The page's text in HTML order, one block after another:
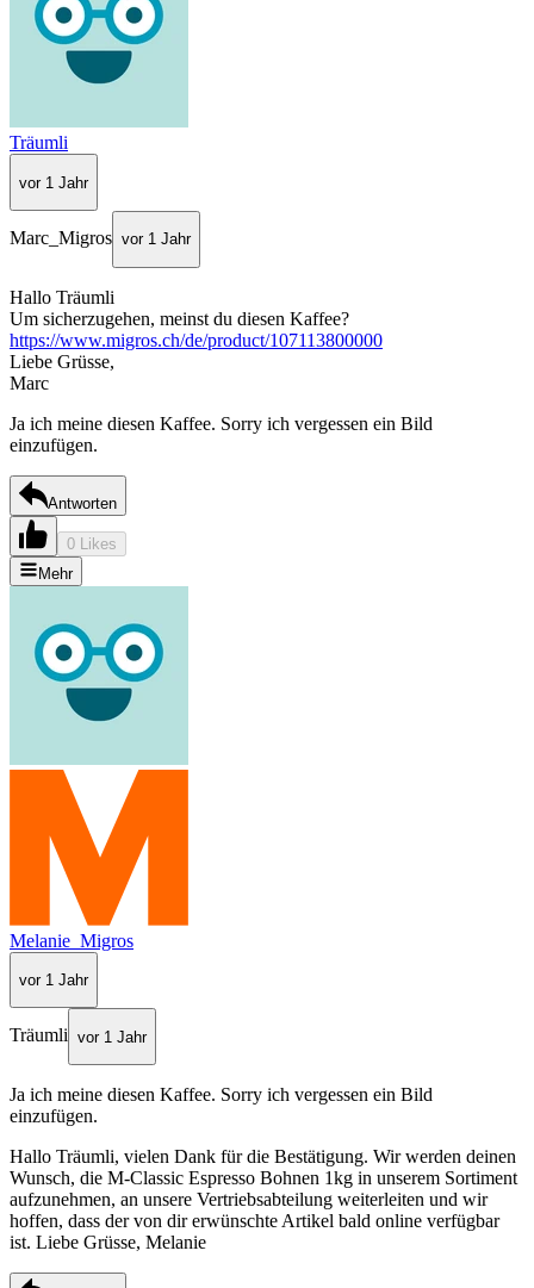
Träumli
vor 1 Jahr
Marc_Migros vor 1 Jahr
Hallo Träumli
Um sicherzugehen, meinst du diesen Kaffee?
https://www.migros.ch/de/product/107113800000
Liebe Grüsse,
Marc
Ja ich meine diesen Kaffee. Sorry ich vergessen ein Bild
einzufügen.
Antworten
0 Likes
Mehr
Melanie_Migros
vor 1 Jahr
Träumli vor 1 Jahr
Ja ich meine diesen Kaffee. Sorry ich vergessen ein Bild
einzufügen.
Hallo Träumli, vielen Dank für die Bestätigung. Wir werden deinen
Wunsch, die M-Classic Espresso Bohnen 1kg in unserem Sortiment
aufzunehmen, an unsere Vertriebsabteilung weiterleiten und wir
hoffen, dass der von dir erwünschte Artikel bald online verfügbar
ist. Liebe Grüsse, Melanie